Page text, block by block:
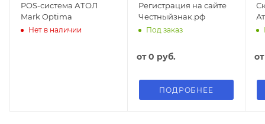
POS-система АТОЛ
Mark Optima
Нет в наличии
Регистрация на сайте
Честныйзнак.рф
Под заказ
от0 руб.
ПОДРОБНЕЕ